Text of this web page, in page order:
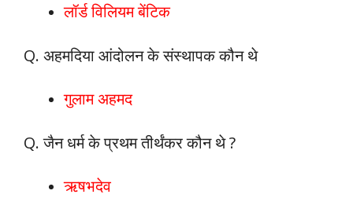
लॉर्ड विलियम बेंटिक
Q. अहमदिया आंदोलन के संस्थापक कौन थे
गुलाम अहमद
Q. जैन धर्म के प्रथम तीर्थंकर कौन थे ?
ऋषभदेव